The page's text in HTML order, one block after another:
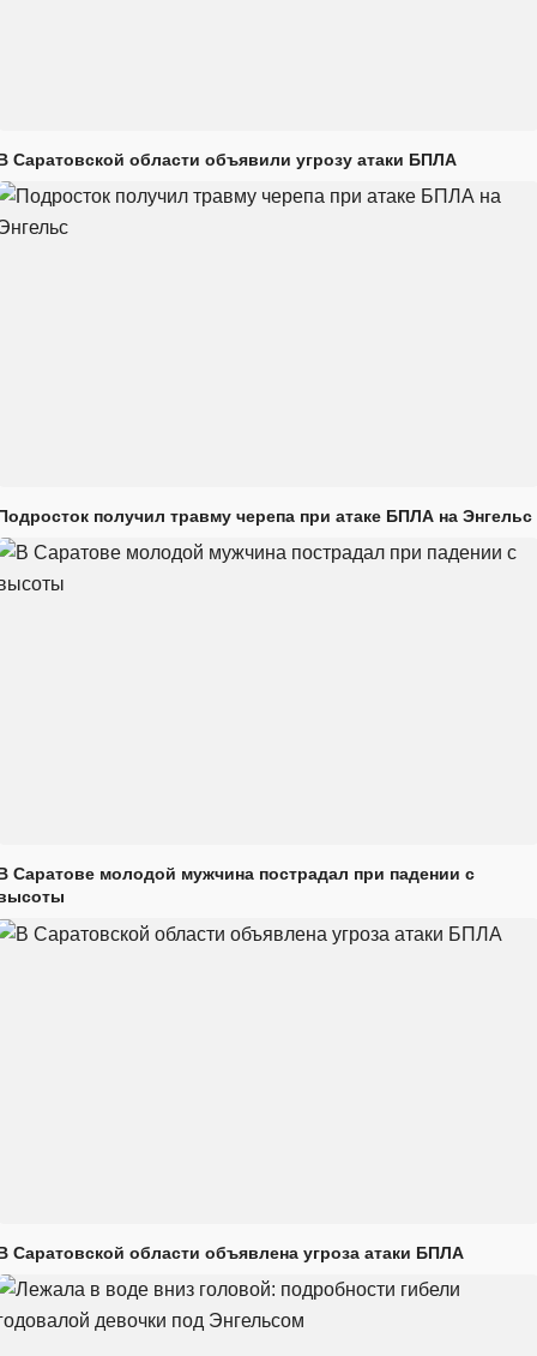
Саратовской области объявили угрозу атаки БПЛА
получил травму черепа при атаке БПЛА на Энгельс
Саратове молодой мужчина пострадал при падении с
Саратовской области объявлена угроза атаки БПЛА